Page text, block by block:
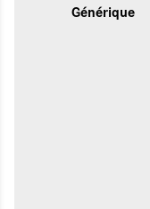
Générique